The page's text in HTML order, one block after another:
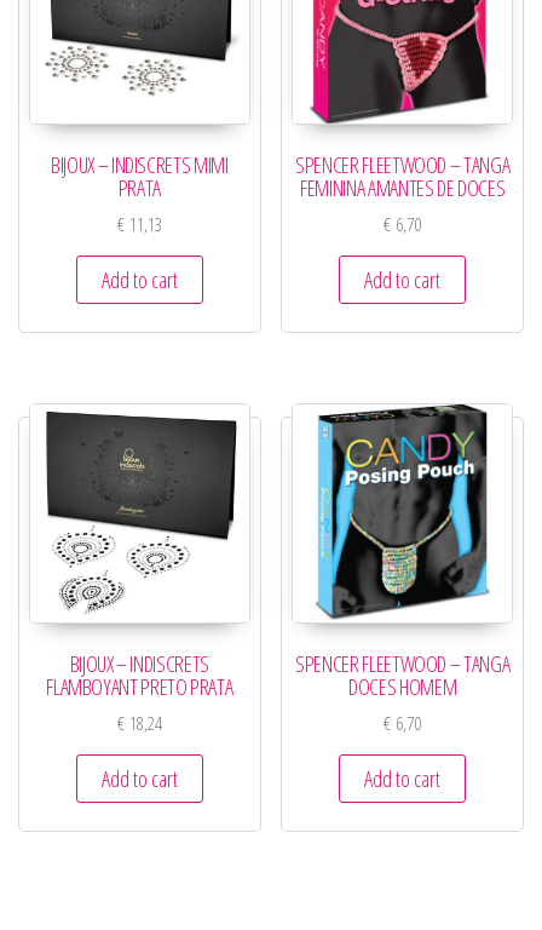
BIJOUX – INDISCRETS MIMI
PRATA
€11,13
Add to cart
SPENCER FLEETWOOD – TANGA
FEMININA AMANTES DE DOCES
€ 6,70
Add to cart
BIJOUX – INDISCRETS
FLAMBOYANT PRETO PRATA
€18,24
Add to cart
SPENCER FLEETWOOD – TANGA
DOCES HOMEM
€ 6,70
Add to cart